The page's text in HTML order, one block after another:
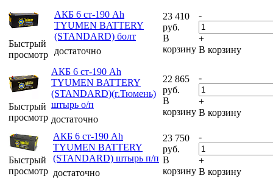
Быстрый
просмотр
АКБ 6 ст-190 Ah
TYUMEN BATTERY
(STANDARD) болт
достаточно
23 410
руб.
В
корзину
-
+
В корзину
Быстрый
просмотр
АКБ 6 ст-190 Ah
TYUMEN BATTERY
(STANDARD)(г.Тюмень)
штырь о/п
достаточно
22 865
руб.
В
корзину
-
+
В корзину
Быстрый
просмотр
АКБ 6 ст-190 Ah
TYUMEN BATTERY
(STANDARD) штырь п/п
достаточно
23 750
руб.
В
корзину
-
+
В корзину